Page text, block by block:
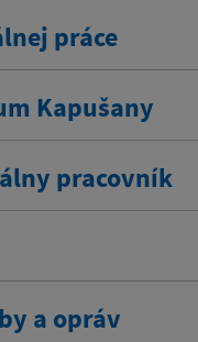
práce
Kapušany
pracovník
a opráv